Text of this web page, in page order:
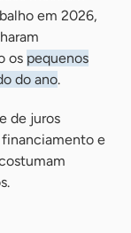
em 2026,
os pequenos
do ano.
de juros
e